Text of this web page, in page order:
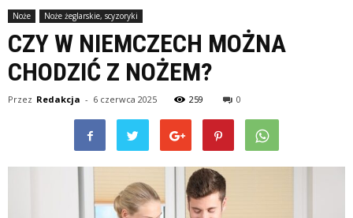
Noże Noże żeglarskie, scyzoryki
CZY W NIEMCZECH MOŻNA
CHODZIĆ Z NOŻEM?
Przez Redakcja - 6 czerwca 2025 259 0